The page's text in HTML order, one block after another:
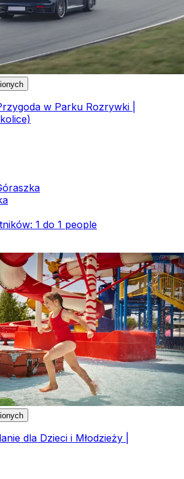
w Parku Rozrywki |
1 do 1 people
dla Dzieci i Młodzieży |